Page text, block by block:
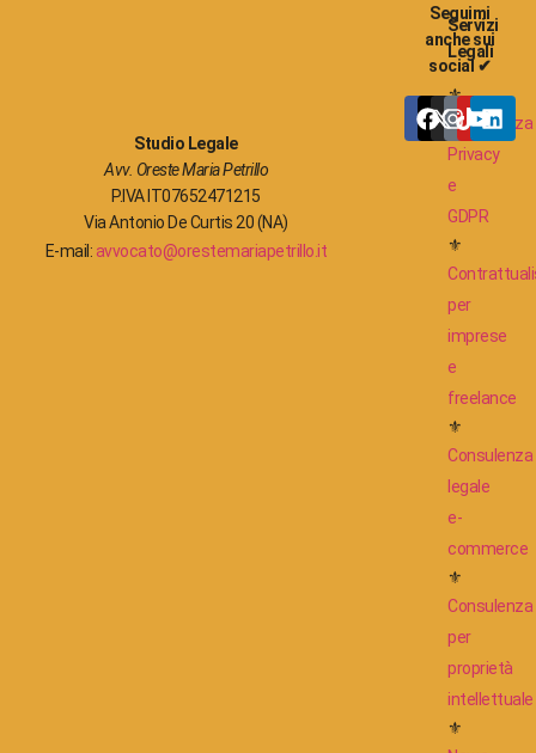
Studio Legale
Avv. Oreste Maria Petrillo
P.IVA IT07652471215
Via Antonio De Curtis 20 (NA)
E-mail: avvocato@orestemariapetrillo.it
Servizi
Legali
⚜
Consulenza
Privacy
e
GDPR
⚜
per
imprese
e
freelance
⚜
Consulenza
legale
e-
commerce
⚜
Consulenza
per
proprietà
intellettuale
⚜
Seguimi
anche sui
social ✔